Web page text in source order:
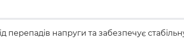
перепадів напруги та забезпечує